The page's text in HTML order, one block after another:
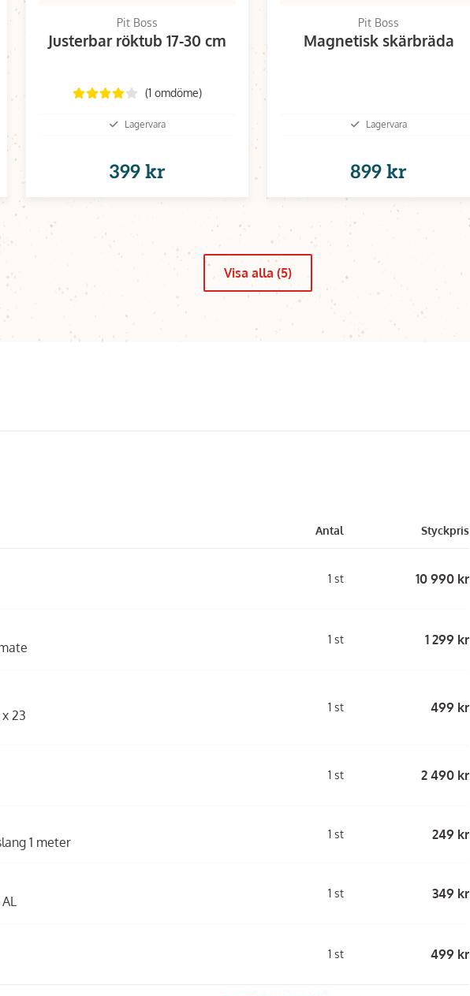
Pit Boss
Justerbar röktub 17-30 cm
(1 omdöme)
Lagervara
399 kr
Pit Boss
Magnetisk skärbräda
Lagervara
899 kr
Visa alla (5)
Antal Styckpris
1 st 10 990 kr
1 st 1 299 kr
23
1 st 499 kr
1 st 2 490 kr
1 meter
1 st 249 kr
1 st 349 kr
1 st 499 kr